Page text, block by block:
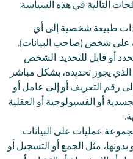
التالية في هذه السياسة:
ذات طبيعة شخصية إلى أي
على شخص (صاحب البيانات).
أو قابل للتحديد. الشخص
يجوز تحديده، بشكل مباشر
رقم التعريف أو إلى عامل أو
أو الفسيولوجية أو العقلية
مجموعة عمليات على البيانات
مثل الجمع أو التسجيل أو